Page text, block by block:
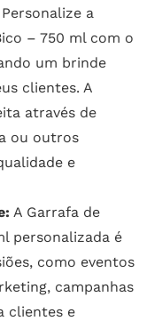
Personalize a
– 750 ml com o
um brinde
clientes. A
através de
ou outros
e
A Garrafa de
personalizada é
como eventos
campanhas
clientes e